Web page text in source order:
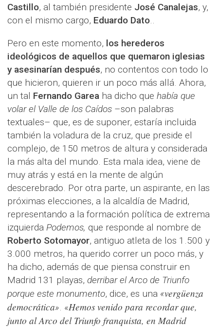
Castillo, al también presidente José Canalejas, y,
con el mismo cargo, Eduardo Dato..
Pero en este momento, los herederos
ideológicos de aquellos que quemaron iglesias
y asesinarían después, no contentos con todo lo
que hicieron, quieren ir un poco más allá. Ahora,
un tal Fernando Garea ha dicho que había que
volar el Valle de los Caídos –son palabras
textuales– que, es de suponer, estaría incluida
también la voladura de la cruz, que preside el
complejo, de 150 metros de altura y considerada
la más alta del mundo. Esta mala idea, viene de
muy atrás y está en la mente de algún
descerebrado. Por otra parte, un aspirante, en las
próximas elecciones, a la alcaldía de Madrid,
representando a la formación política de extrema
izquierda Podemos, que responde al nombre de
Roberto Sotomayor, antiguo atleta de los 1.500 y
3.000 metros, ha querido correr un poco más, y
ha dicho, además de que piensa construir en
Madrid 131 playas, derribar el Arco de Triunfo
porque este monumento, dice, es una «vergüenza
democrática». «Hemos venido para recordar que,
junto al Arco del Triunfo franquista, en Madrid